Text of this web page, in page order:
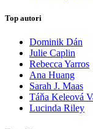
Top autori
Dominik Dán
Julie Caplin
Rebecca Yarros
Ana Huang
Sarah J. Maas
Táňa Keleová
Lucinda Riley